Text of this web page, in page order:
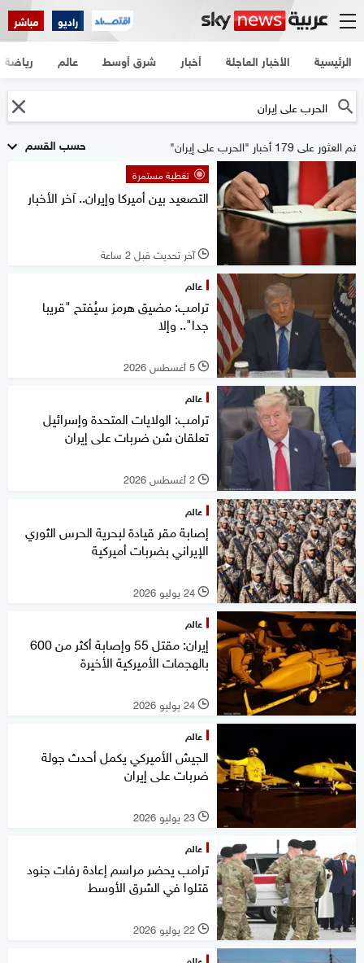
راديو مباشر
الرئيسية الأخبار العاجلة أخبار شرق أوسط عالم رياضة
حسب القسم تم العثور على 179 أخبار "الحرب على إيران"
تغطية مستمرة
التصعيد بين أميركا وإيران.. آخر الأخبار
l آخر تحديث قبل 2 ساعة
عالم
ترامب: مضيق هرمز سيُفتح "قريبا
جدا".. وإلا
l 5 أغسطس 2026
عالم
ترامب: الولايات المتحدة وإسرائيل
تعلقان شن ضربات على إيران
l 2 أغسطس 2026
عالم
إصابة مقر قيادة لبحرية الحرس الثوري
الإيراني بضربات أميركية
l 24 يوليو 2026
عالم
إيران: مقتل 55 وإصابة أكثر من 600
بالهجمات الأميركية الأخيرة
l 24 يوليو 2026
عالم
الجيش الأميركي يكمل أحدث جولة
ضربات على إيران
l 23 يوليو 2026
عالم
ترامب يحضر مراسم إعادة رفات جنود
قتلوا في الشرق الأوسط
l 22 يوليو 2026